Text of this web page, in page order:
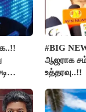
#BIG
ஆஜராக
உத்தரவு..!!